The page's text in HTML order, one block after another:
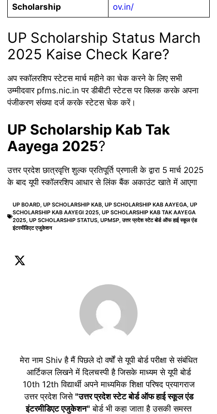
Scholarship
ov.in/
UP Scholarship Status March
2025 Kaise Check Kare?
अप स्कॉलरशिप स्टेटस मार्च महीने का चेक करने के लिए सभी
उम्मीदवार pfms.nic.in पर डीबीटी स्टेटस पर क्लिक करके अपना
पंजीकरण संख्या दर्ज करके स्टेटस चेक करें।
UP Scholarship Kab Tak
Aayega 2025?
उत्तर प्रदेश छात्रवृत्ति शुल्क प्रतिपूर्ति प्रणाली के द्वारा 5 मार्च 2025
के बाद यूपी स्कॉलरशिप आधार से लिंक बैंक अकाउंट खाते में आएगा
UP BOARD, UP SCHOLARSHIP KAB, UP SCHOLARSHIP KAB AAYEGA, UP
SCHOLARSHIP KAB AAYEGI 2025, UP SCHOLARSHIP KAB TAK AAYEGA
2025, UP SCHOLARSHIP STATUS, UPMSP,उत्तर प्रदेश स्टेट बोर्ड ऑफ हाई स्कूल एंड
इंटरमीडिएट एजुकेशन
मेरा नाम Shiv है मैं पिछले दो वर्षों से यूपी बोर्ड परीक्षा से संबंधित
आर्टिकल लिखने में दिलचस्पी है जिसके माध्यम से यूपी बोर्ड
10th 12th विद्यार्थी अपने माध्यमिक शिक्षा परिषद प्रयागराज
उत्तर प्रदेश जिसे "उत्तर प्रदेश स्टेट बोर्ड ऑफ हाई स्कूल एंड
इंटरमीडिएट एजुकेशन" बोर्ड भी कहा जाता है उसकी समस्त